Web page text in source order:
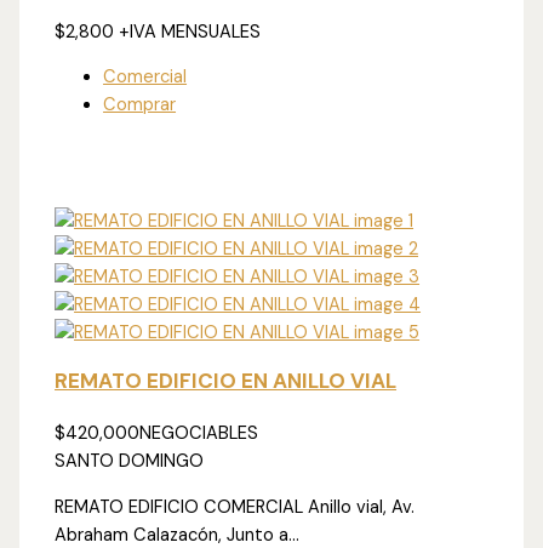
$2,800 +IVA MENSUALES
Comercial
Comprar
REMATO EDIFICIO EN ANILLO VIAL
$420,000NEGOCIABLES
SANTO DOMINGO
REMATO EDIFICIO COMERCIAL Anillo vial, Av.
Abraham Calazacón, Junto a...